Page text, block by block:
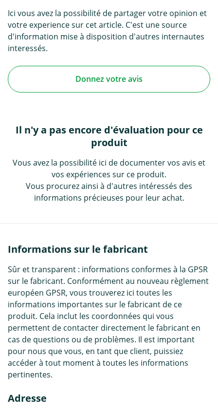
Ici vous avez la possibilité de partager votre opinion et
votre experience sur cet article. C'est une source
d'information mise à disposition d'autres internautes
interessés.
Donnez votre avis
Il n'y a pas encore d'évaluation pour ce
produit
Vous avez la possibilité ici de documenter vos avis et
vos expériences sur ce produit.
Vous procurez ainsi à d'autres intéressés des
informations précieuses pour leur achat.
Informations sur le fabricant
Sûr et transparent : informations conformes à la GPSR
sur le fabricant. Conformément au nouveau règlement
européen GPSR, vous trouverez ici toutes les
informations importantes sur le fabricant de ce
produit. Cela inclut les coordonnées qui vous
permettent de contacter directement le fabricant en
cas de questions ou de problèmes. Il est important
pour nous que vous, en tant que client, puissiez
accéder à tout moment à toutes les informations
pertinentes.
Adresse